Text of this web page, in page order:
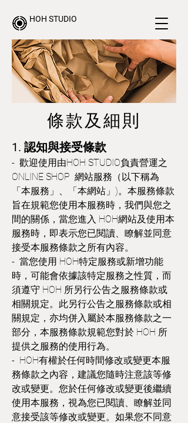
HOH STUDIO
條款及細則
1. 認知與接受條款
- 歡迎使用由HOH STUDIO負責營運之
ONLINE SHOP 網站服務（以下稱為
「本服務」、「本網站」)。本服務條款
旨在規範您使用本服務時，我們與您之
間的關係，當您進入 HOH網站及使用本
服務時，即表示您已閱讀、瞭解並同意
接受本服務條款之所有內容。
- 當您使用 HOH特定服務或新增功能
時，可能會依據該特定服務之性質，而
須遵守 HOH 所另行公告之服務條款或
相關規定。此另行公告之服務條款或相
關規定，亦均併入屬於本服務條款之一
部分，本服務條款規範您對於 HOH 所
提供之服務的使用行為。
- HOH有權於任何時間修改或變更本服
務條款之內容，建議您隨時注意該等修
改或變更。您於任何修改或變更後繼續
使用本服務，視為您已閱讀、瞭解並同
意接受該等修改或變更。如果您不同意